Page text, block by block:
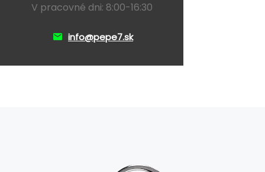
V pracovné dni: 8:00-16:30
info@pepe7.sk